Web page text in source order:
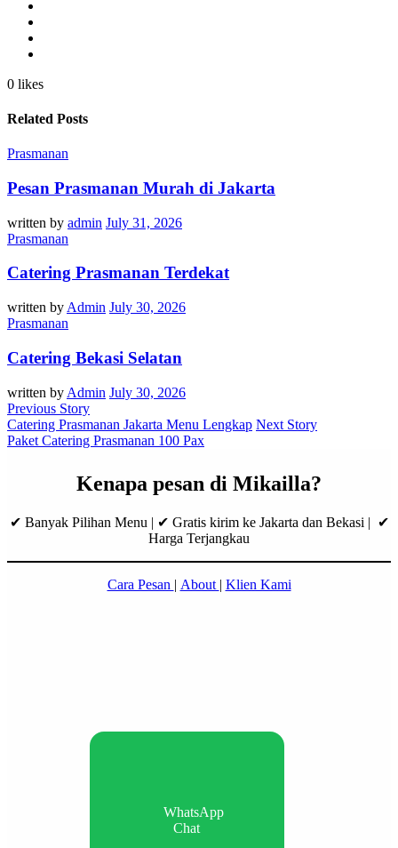
0 likes
Related Posts
Prasmanan
Pesan Prasmanan Murah di Jakarta
written by admin July 31, 2026
Prasmanan
Catering Prasmanan Terdekat
written by Admin July 30, 2026
Prasmanan
Catering Bekasi Selatan
written by Admin July 30, 2026
Previous Story
Catering Prasmanan Jakarta Menu Lengkap Next Story
Paket Catering Prasmanan 100 Pax
Kenapa pesan di Mikailla?
✔ Banyak Pilihan Menu | ✔ Gratis kirim ke Jakarta dan Bekasi | ✔
Harga Terjangkau
Cara Pesan | About | Klien Kami
WhatsApp
Chat